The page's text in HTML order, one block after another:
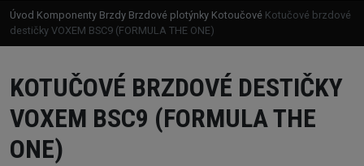
Úvod Komponenty Brzdy Brzdové plotýnky Kotoučové Kotučové brzdové
destičky VOXEM BSC9 (FORMULA THE ONE)
KOTUČOVÉ BRZDOVÉ DESTIČKY
VOXEM BSC9 (FORMULA THE
ONE)